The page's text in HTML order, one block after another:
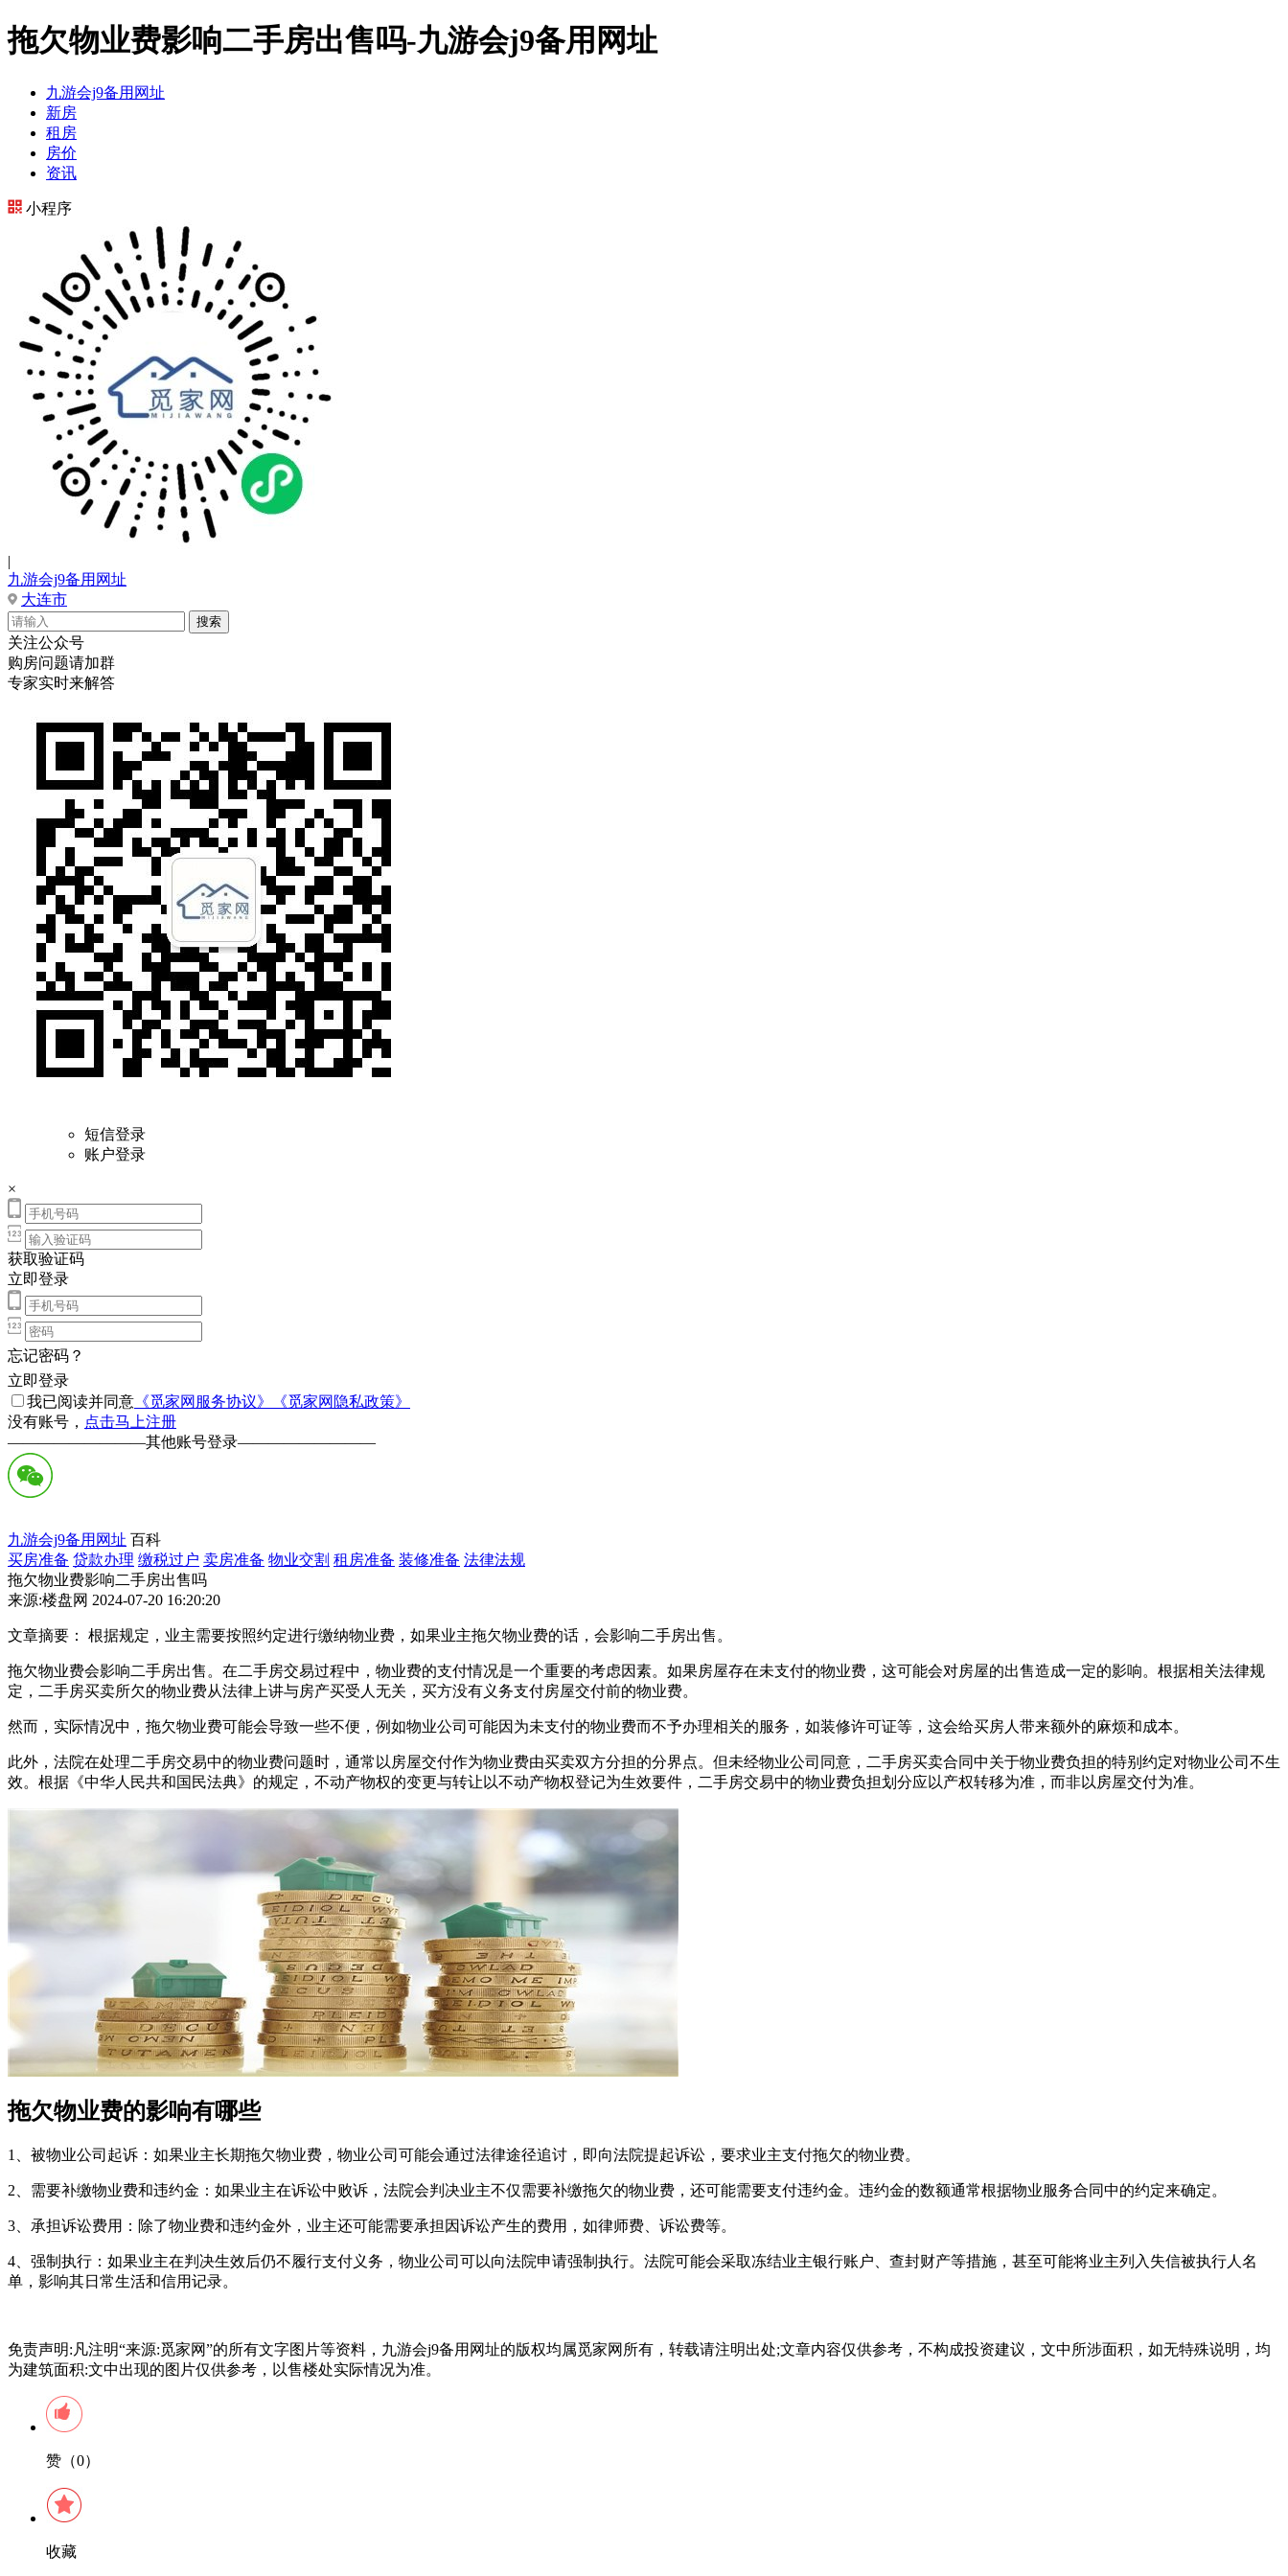
拖欠物业费影响二手房出售吗-九游会j9备用网址
九游会j9备用网址
新房
租房
房价
资讯
小程序
|
九游会j9备用网址
大连市
关注公众号
购房问题请加群
专家实时来解答
短信登录
账户登录
×
获取验证码
立即登录
忘记密码？
立即登录
我已阅读并同意 《觅家网服务协议》
《觅家网隐私政策》
没有账号， 点击马上注册
—————————其他账号登录—————————
九游会j9备用网址 百科
买房准备 贷款办理 缴税过户 卖房准备 物业交割 租房准备 装修准备 法律法规
拖欠物业费影响二手房出售吗
来源:楼盘网 2024-07-20 16:20:20
文章摘要： 根据规定，业主需要按照约定进行缴纳物业费，如果业主拖欠物业费的话，会影响二手房出售。
拖欠物业费会影响二手房出售。‌在二手房交易过程中，‌物业费的支付情况是一个重要的考虑因素。‌如果房屋存在未支付的物业费，‌这可能会对房屋的出售造成一定的影响。‌根据相关法律规
定，‌二手房买卖所欠的物业费从法律上讲与房产买受人无关，‌买方没有义务支付房屋交付前的物业费。‌
然而，‌实际情况中，‌拖欠物业费可能会导致一些不便，‌例如物业公司可能因为未支付的物业费而不予办理相关的服务，‌如装修许可证等，‌这会给买房人带来额外的麻烦和成本。‌
此外，‌法院在处理二手房交易中的物业费问题时，‌通常以房屋交付作为物业费由买卖双方分担的分界点。‌但未经物业公司同意，‌二手房买卖合同中关于物业费负担的特别约定对物业公司不生
效。‌根据《‌中华人民共和国民法典》‌的规定，‌不动产物权的变更与转让以不动产物权登记为生效要件，‌二手房交易中的物业费负担划分应以产权转移为准，‌而非以房屋交付为准。‌
拖欠物业费的影响有哪些
1、被物业公司起诉：如果业主长期拖欠物业费，物业公司可能会通过法律途径追讨，即向法院提起诉讼，要求业主支付拖欠的物业费。
2、需要补缴物业费和违约金：如果业主在诉讼中败诉，法院会判决业主不仅需要补缴拖欠的物业费，还可能需要支付违约金。违约金的数额通常根据物业服务合同中的约定来确定。
3、承担诉讼费用：除了物业费和违约金外，业主还可能需要承担因诉讼产生的费用，如律师费、诉讼费等。
4、强制执行：如果业主在判决生效后仍不履行支付义务，物业公司可以向法院申请强制执行。法院可能会采取冻结业主银行账户、查封财产等措施，甚至可能将业主列入失信被执行人名
单，影响其日常生活和信用记录。
免责声明:凡注明“来源:觅家网”的所有文字图片等资料，九游会j9备用网址的版权均属觅家网所有，转载请注明出处;文章内容仅供参考，不构成投资建议，文中所涉面积，如无特殊说明，均
为建筑面积:文中出现的图片仅供参考，以售楼处实际情况为准。
赞（0）
收藏